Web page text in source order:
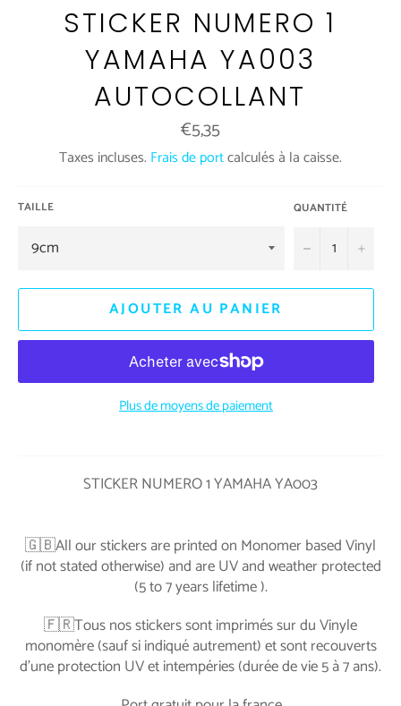
STICKER NUMERO 1
YAMAHA YA003
AUTOCOLLANT
Prix
régulier
€5,35
Taxes incluses. Frais de portcalculés à la caisse.
TAILLE QUANTITÉ
− +
AJOUTER AU PANIER
Plus de moyens de paiement
STICKER NUMERO 1 YAMAHA YA003
🇬🇧All our stickers are printed on Monomer based Vinyl
(if not stated otherwise) and are UV and weather protected
(5 to 7 years lifetime ).
🇫🇷Tous nos stickers sont imprimés sur du Vinyle
monomère (sauf si indiqué autrement) et sont recouverts
d'une protection UV et intempéries (durée de vie 5 à 7 ans).